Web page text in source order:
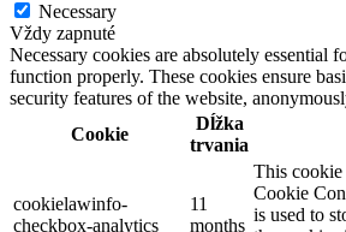
Necessary
Vždy zapnuté
Necessary cookies are absolutely essential
function properly. These cookies ensure
security features of the website,
Cookie
Dĺžka
trvania
cookielawinfo-
checkbox-analytics
11
months
This cookie
Cookie
is used to